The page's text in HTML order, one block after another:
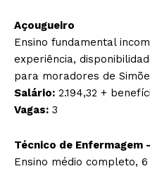
Açougueiro
Ensino fundamental
experiência,
para moradores de
Salário: 2.194,32 +
Vagas: 3
Técnico de Enfermagem
Ensino médio completo,